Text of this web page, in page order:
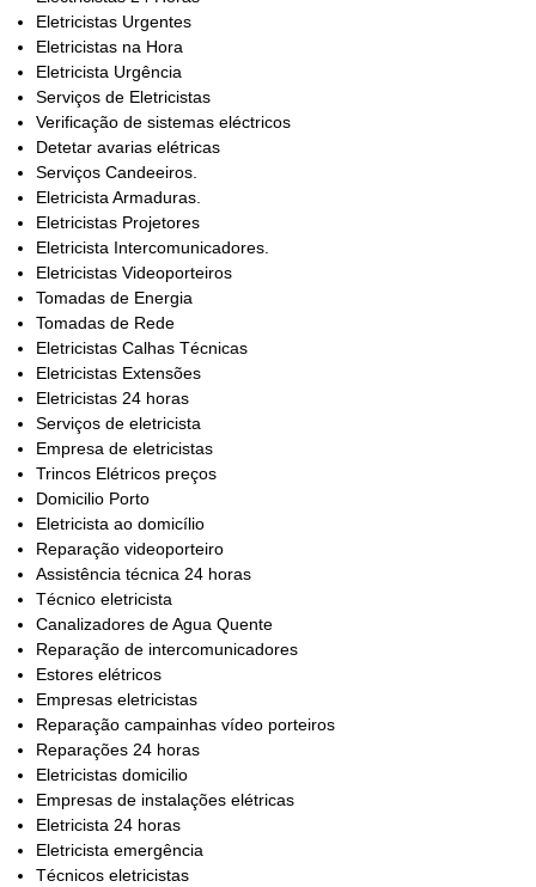
Eletricistas Urgentes
Eletricistas na Hora
Eletricista Urgência
Serviços de Eletricistas
Verificação de sistemas eléctricos
Detetar avarias elétricas
Serviços Candeeiros.
Eletricista Armaduras.
Eletricistas Projetores
Eletricista Intercomunicadores.
Eletricistas Videoporteiros
Tomadas de Energia
Tomadas de Rede
Eletricistas Calhas Técnicas
Eletricistas Extensões
Eletricistas 24 horas
Serviços de eletricista
Empresa de eletricistas
Trincos Elétricos preços
Domicilio Porto
Eletricista ao domicílio
Reparação videoporteiro
Assistência técnica 24 horas
Técnico eletricista
Canalizadores de Agua Quente
Reparação de intercomunicadores
Estores elétricos
Empresas eletricistas
Reparação campainhas vídeo porteiros
Reparações 24 horas
Eletricistas domicilio
Empresas de instalações elétricas
Eletricista 24 horas
Eletricista emergência
Técnicos eletricistas